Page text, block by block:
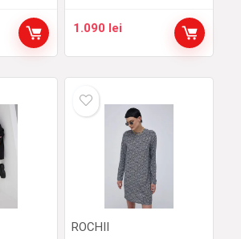
1.090 lei
ROCHII